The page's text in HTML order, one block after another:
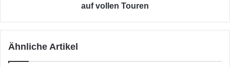
auf vollen Touren
Ähnliche Artikel